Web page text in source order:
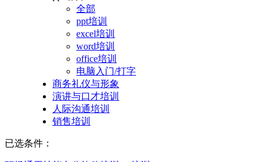
全部
ppt培训
excel培训
word培训
office培训
电脑入门/打字
商务礼仪与形象
演讲与口才培训
人际沟通培训
销售培训
已选条件：